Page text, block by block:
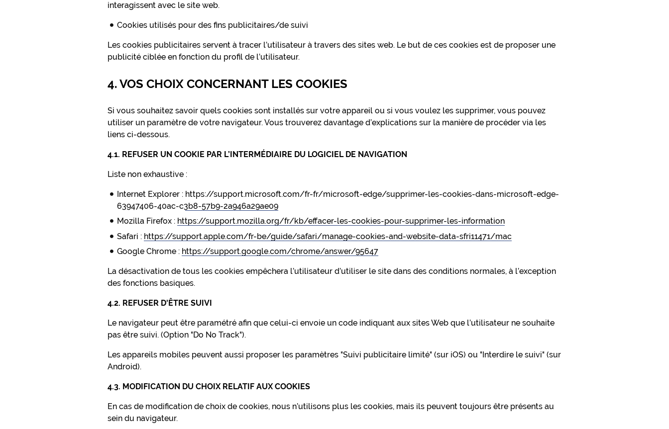
interagissent avec le site web.
Cookies utilisés pour des fins publicitaires/de suivi
Les cookies publicitaires servent à tracer l’utilisateur à travers des sites web. Le but de ces cookies est de proposer une
publicité ciblée en fonction du profil de l’utilisateur.
4. VOS CHOIX CONCERNANT LES COOKIES
Si vous souhaitez savoir quels cookies sont installés sur votre appareil ou si vous voulez les supprimer, vous pouvez
utiliser un paramètre de votre navigateur. Vous trouverez davantage d’explications sur la manière de procéder via les
liens ci-dessous.
4.1. REFUSER UN COOKIE PAR L’INTERMÉDIAIRE DU LOGICIEL DE NAVIGATION
Liste non exhaustive :
Internet Explorer : https://support.microsoft.com/fr-fr/microsoft-edge/supprimer-les-cookies-dans-microsoft-edge-
63947406-40ac-c3b8-57b9-2a946a29ae09
Mozilla Firefox : https://support.mozilla.org/fr/kb/effacer-les-cookies-pour-supprimer-les-information
Safari : https://support.apple.com/fr-be/guide/safari/manage-cookies-and-website-data-sfri11471/mac
Google Chrome : https://support.google.com/chrome/answer/95647
La désactivation de tous les cookies empêchera l’utilisateur d’utiliser le site dans des conditions normales, à l’exception
des fonctions basiques.
4.2. REFUSER D'ÊTRE SUIVI
Le navigateur peut être paramétré afin que celui-ci envoie un code indiquant aux sites Web que l’utilisateur ne souhaite
pas être suivi. (Option "Do No Track").
Les appareils mobiles peuvent aussi proposer les paramètres "Suivi publicitaire limité" (sur iOS) ou "Interdire le suivi" (sur
Android).
4.3. MODIFICATION DU CHOIX RELATIF AUX COOKIES
En cas de modification de choix de cookies, nous n’utilisons plus les cookies, mais ils peuvent toujours être présents au
sein du navigateur.